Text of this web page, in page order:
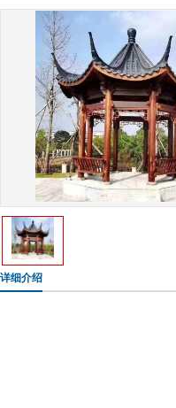
详细介绍